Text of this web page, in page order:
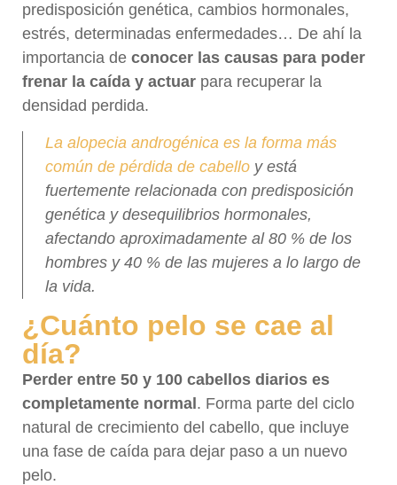
predisposición genética, cambios hormonales,
estrés, determinadas enfermedades… De ahí la
importancia de conocer las causas para poder
frenar la caída y actuar para recuperar la
densidad perdida.
La alopecia androgénica es la forma más
común de pérdida de cabello y está
fuertemente relacionada con predisposición
genética y desequilibrios hormonales,
afectando aproximadamente al 80 % de los
hombres y 40 % de las mujeres a lo largo de
la vida.
¿Cuánto pelo se cae al
día?
Perder entre 50 y 100 cabellos diarios es
completamente normal. Forma parte del ciclo
natural de crecimiento del cabello, que incluye
una fase de caída para dejar paso a un nuevo
pelo.